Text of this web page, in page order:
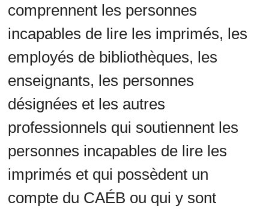
comprennent les personnes
incapables de lire les imprimés, les
employés de bibliothèques, les
enseignants, les personnes
désignées et les autres
professionnels qui soutiennent les
personnes incapables de lire les
imprimés et qui possèdent un
compte du CAÉB ou qui y sont